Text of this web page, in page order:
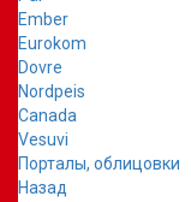
Ember
Eurokom
Dovre
Nordpeis
Canada
Vesuvi
Порталы, облицовки
Назад